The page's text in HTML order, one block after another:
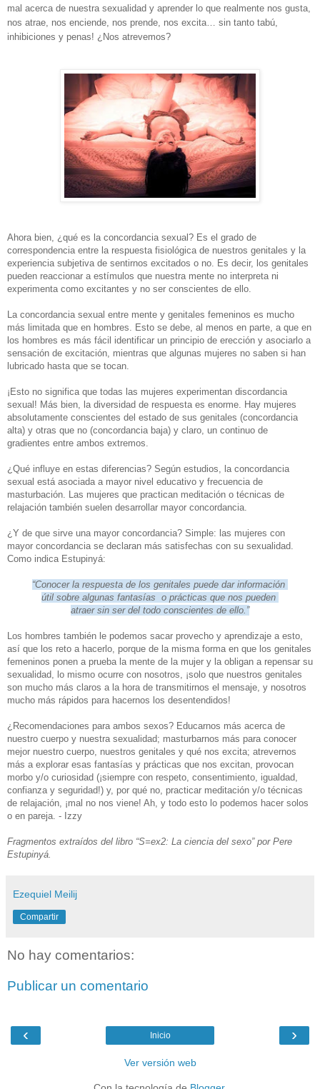
mal acerca de nuestra sexualidad y aprender lo que realmente nos gusta,
nos atrae, nos enciende, nos prende, nos excita… sin tanto tabú,
inhibiciones y penas! ¿Nos atrevemos?
Ahora bien, ¿qué es la concordancia sexual? Es el grado de
correspondencia entre la respuesta fisiológica de nuestros genitales y la
experiencia subjetiva de sentirnos excitados o no. Es decir, los genitales
pueden reaccionar a estímulos que nuestra mente no interpreta ni
experimenta como excitantes y no ser conscientes de ello.
La concordancia sexual entre mente y genitales femeninos es mucho
más limitada que en hombres. Esto se debe, al menos en parte, a que en
los hombres es más fácil identificar un principio de erección y asociarlo a
sensación de excitación, mientras que algunas mujeres no saben si han
lubricado hasta que se tocan.
¡Esto no significa que todas las mujeres experimentan discordancia
sexual! Más bien, la diversidad de respuesta es enorme. Hay mujeres
absolutamente conscientes del estado de sus genitales (concordancia
alta) y otras que no (concordancia baja) y claro, un continuo de
gradientes entre ambos extremos.
¿Qué influye en estas diferencias? Según estudios, la concordancia
sexual está asociada a mayor nivel educativo y frecuencia de
masturbación. Las mujeres que practican meditación o técnicas de
relajación también suelen desarrollar mayor concordancia.
¿Y de que sirve una mayor concordancia? Simple: las mujeres con
mayor concordancia se declaran más satisfechas con su sexualidad.
Como indica Estupinyá:
“Conocer la respuesta de los genitales puede dar información
útil sobre algunas fantasías o prácticas que nos pueden
atraer sin ser del todo conscientes de ello.”
Los hombres también le podemos sacar provecho y aprendizaje a esto,
así que los reto a hacerlo, porque de la misma forma en que los genitales
femeninos ponen a prueba la mente de la mujer y la obligan a repensar su
sexualidad, lo mismo ocurre con nosotros, ¡solo que nuestros genitales
son mucho más claros a la hora de transmitirnos el mensaje, y nosotros
mucho más rápidos para hacernos los desentendidos!
¿Recomendaciones para ambos sexos? Educarnos más acerca de
nuestro cuerpo y nuestra sexualidad; masturbarnos más para conocer
mejor nuestro cuerpo, nuestros genitales y qué nos excita; atrevernos
más a explorar esas fantasías y prácticas que nos excitan, provocan
morbo y/o curiosidad (¡siempre con respeto, consentimiento, igualdad,
confianza y seguridad!) y, por qué no, practicar meditación y/o técnicas
de relajación, ¡mal no nos viene! Ah, y todo esto lo podemos hacer solos
o en pareja. - Izzy
Fragmentos extraídos del libro “S=ex2: La ciencia del sexo” por Pere
Estupinyá.
Ezequiel Meilij
Compartir
No hay comentarios:
Publicar un comentario
‹ ›
Inicio
Ver versión web